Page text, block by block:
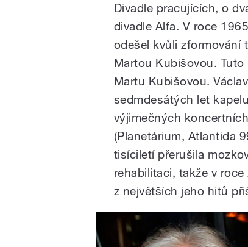
Divadle pracujících, o
divadle Alfa. V roce
odešel kvůli zformování
Martou Kubišovou.
Martu Kubišovou.
sedmdesátých let
výjimečných
(Planetárium, Atlantida
tisíciletí přerušila
rehabilitaci, takže v
z největších jeho hitů